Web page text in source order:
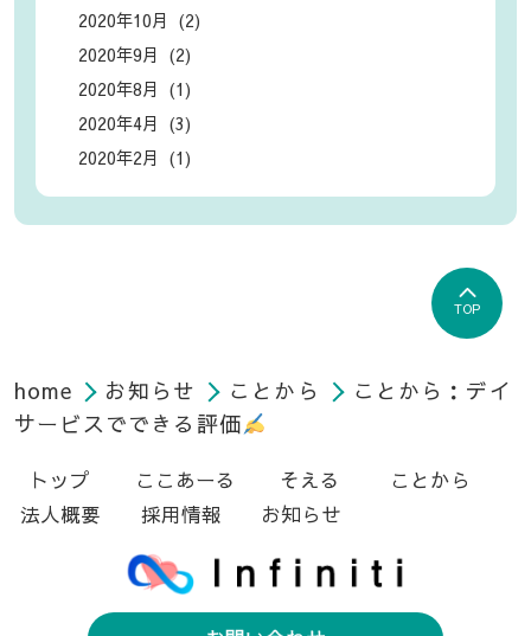
2020年10月 (2)
2020年9月 (2)
2020年8月 (1)
2020年4月 (3)
2020年2月 (1)
TOP
home お知らせ ことから
ことから：デイ
サービスでできる評価
トップ ここあーる そえる
ことから
法人概要
採用情報 お知らせ